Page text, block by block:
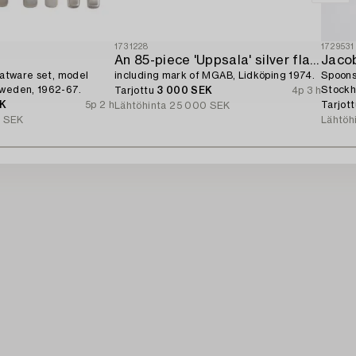
set, model
1962-67.
5p 2 h
1731228
An 85-piece 'Uppsala' silver flatware service,
including mark of MGAB, Lidköping 1974.
Tarjottu 3 000 SEK
4p 3 h
Lähtöhinta 25 000 SEK
1729531